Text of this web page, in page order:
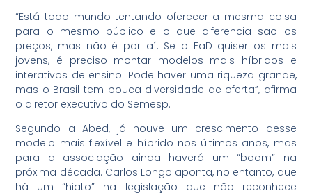
“Está todo mundo tentando oferecer a mesma coisa
para o mesmo público e o que diferencia são os
preços, mas não é por aí. Se o EaD quiser os mais
jovens, é preciso montar modelos mais híbridos e
interativos de ensino. Pode haver uma riqueza grande,
mas o Brasil tem pouca diversidade de oferta”, afirma
o diretor executivo do Semesp.
Segundo a Abed, já houve um crescimento desse
modelo mais flexível e híbrido nos últimos anos, mas
para a associação ainda haverá um “boom” na
próxima década. Carlos Longo aponta, no entanto, que
há um “hiato” na legislação que não reconhece